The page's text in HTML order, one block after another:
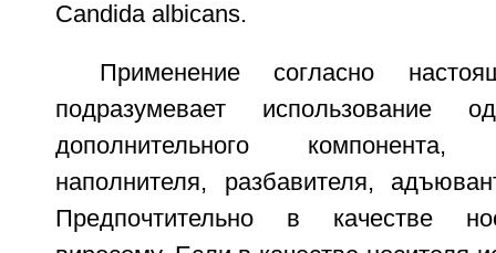
Candida albicans.
Применение согласно
подразумевает использование
дополнительного
наполнителя, разбавителя,
Предпочтительно в качестве